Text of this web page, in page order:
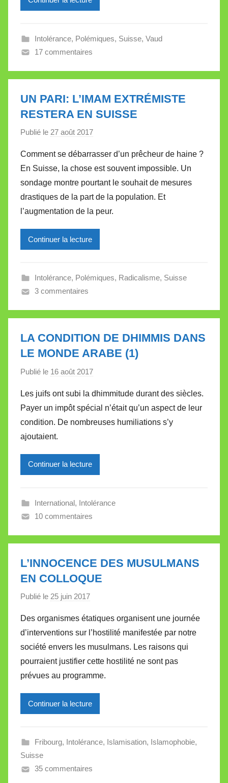
l
a
e
Intolérance, Polémiques, Suisse, Vaud
17 commentaires
UN PARI: L’IMAM EXTRÉMISTE
RESTERA EN SUISSE
Publié le 27 août 2017
r
M
i
r
e
l
V
l
t
t
Comment se débarrasser d’un prêcheur de haine ?
En Suisse, la chose est souvent impossible. Un
sondage montre pourtant le souhait de mesures
drastiques de la part de la population. Et
l’augmentation de la peur.
Continuer la lecture
Intolérance, Polémiques, Radicalisme, Suisse
3 commentaires
LA CONDITION DE DHIMMIS DANS
LE MONDE ARABE (1)
Publié le 16 août 2017
r
M
i
l
e
l
l
t
Les juifs ont subi la dhimmitude durant des siècles.
Payer un impôt spécial n’était qu’un aspect de leur
condition. De nombreuses humiliations s’y
ajoutaient.
Continuer la lecture
International, Intolérance
10 commentaires
L’INNOCENCE DES MUSULMANS
EN COLLOQUE
Publié le 25 juin 2017
r
M
i
r
e
l
l
V
l
Des organismes étatiques organisent une journée
d’interventions sur l’hostilité manifestée par notre
société envers les musulmans. Les raisons qui
pourraient justifier cette hostilité ne sont pas
prévues au programme.
Continuer la lecture
Fribourg, Intolérance, Islamisation, Islamophobie,
Suisse
35 commentaires